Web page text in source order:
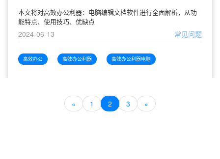
本文将对高效办公利器：电脑编辑文档软件进行全面解析，从功
能特点、使用技巧、优缺点
2024-06-13 常见问题
高效办公 高效办公利器 高效办公利器电脑
« 1 2 3 »